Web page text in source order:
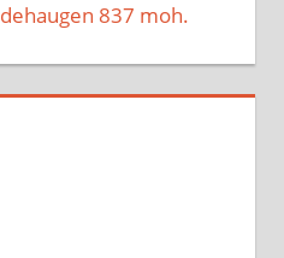
837 moh.